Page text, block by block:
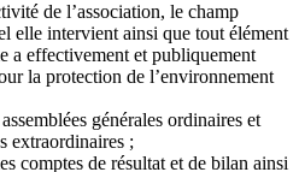
de l’association, le champ
elle intervient ainsi que tout élément
a effectivement et publiquement
la protection de l’environnement
générales ordinaires et
extraordinaires ;
comptes de résultat et de bilan ainsi